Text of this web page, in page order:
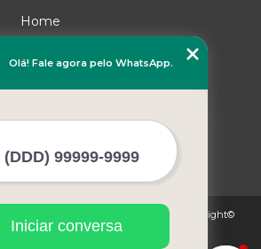
Home
Empresa
Missão
Mapa do site
sujeito à proteção de direitos autorais. Copyright©
02/1998)
Olá! Fale agora pelo WhatsApp.
Iniciar conversa